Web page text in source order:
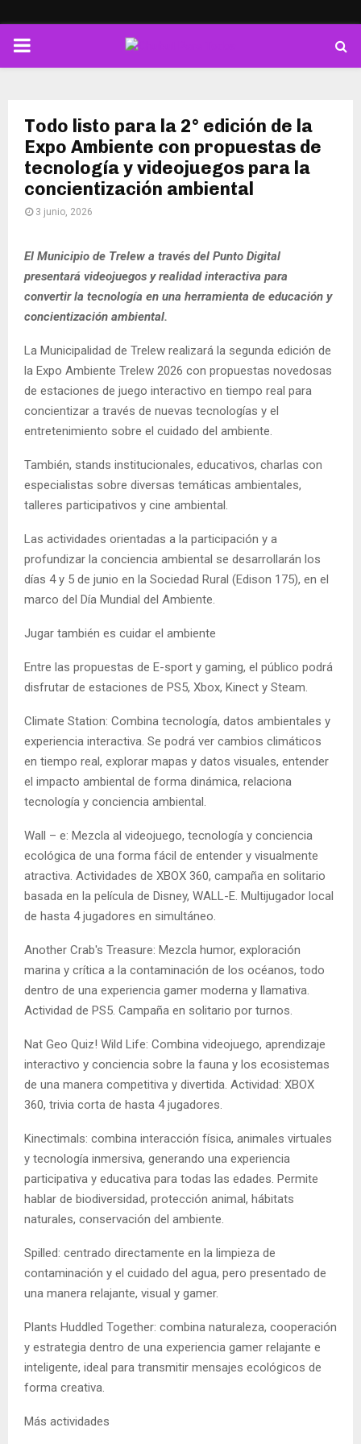
PRIMARY
Todo listo para la 2° edición de la
Expo Ambiente con propuestas de
tecnología y videojuegos para la
concientización ambiental
3 junio, 2026
El Municipio de Trelew a través del Punto Digital
presentará videojuegos y realidad interactiva para
convertir la tecnología en una herramienta de educación y
concientización ambiental.
La Municipalidad de Trelew realizará la segunda edición de
la Expo Ambiente Trelew 2026 con propuestas novedosas
de estaciones de juego interactivo en tiempo real para
concientizar a través de nuevas tecnologías y el
entretenimiento sobre el cuidado del ambiente.
También, stands institucionales, educativos, charlas con
especialistas sobre diversas temáticas ambientales,
talleres participativos y cine ambiental.
Las actividades orientadas a la participación y a
profundizar la conciencia ambiental se desarrollarán los
días 4 y 5 de junio en la Sociedad Rural (Edison 175), en el
marco del Día Mundial del Ambiente.
Jugar también es cuidar el ambiente
Entre las propuestas de E-sport y gaming, el público podrá
disfrutar de estaciones de PS5, Xbox, Kinect y Steam.
Climate Station: Combina tecnología, datos ambientales y
experiencia interactiva. Se podrá ver cambios climáticos
en tiempo real, explorar mapas y datos visuales, entender
el impacto ambiental de forma dinámica, relaciona
tecnología y conciencia ambiental.
Wall – e: Mezcla al videojuego, tecnología y conciencia
ecológica de una forma fácil de entender y visualmente
atractiva. Actividades de XBOX 360, campaña en solitario
basada en la película de Disney, WALL-E. Multijugador local
de hasta 4 jugadores en simultáneo.
Another Crab's Treasure: Mezcla humor, exploración
marina y crítica a la contaminación de los océanos, todo
dentro de una experiencia gamer moderna y llamativa.
Actividad de PS5. Campaña en solitario por turnos.
Nat Geo Quiz! Wild Life: Combina videojuego, aprendizaje
interactivo y conciencia sobre la fauna y los ecosistemas
de una manera competitiva y divertida. Actividad: XBOX
360, trivia corta de hasta 4 jugadores.
Kinectimals: combina interacción física, animales virtuales
y tecnología inmersiva, generando una experiencia
participativa y educativa para todas las edades. Permite
hablar de biodiversidad, protección animal, hábitats
naturales, conservación del ambiente.
Spilled: centrado directamente en la limpieza de
contaminación y el cuidado del agua, pero presentado de
una manera relajante, visual y gamer.
Plants Huddled Together: combina naturaleza, cooperación
y estrategia dentro de una experiencia gamer relajante e
inteligente, ideal para transmitir mensajes ecológicos de
forma creativa.
Más actividades